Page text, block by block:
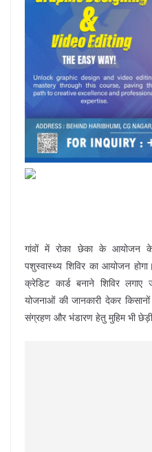
गांवों में रोका छेका के आयोजन के
पशुस्वास्थ्य शिविर का आयोजन
क्रेडिट कार्ड बनाने शिविर लगाए
योजनाओं की जानकारी देकर
संग्रहण और भंडारण हेतु मुहिम भी छेड़ी